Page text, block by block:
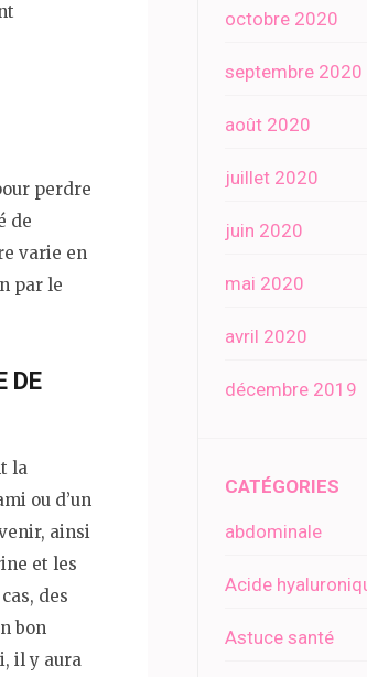
perdre
de
varie en
par le
DE
la
ou d’un
ainsi
et les
des
bon
il y aura
octobre 2020
septembre 2020
août 2020
juillet 2020
juin 2020
mai 2020
avril 2020
décembre 2019
CATÉGORIES
abdominale
Acide
Astuce santé